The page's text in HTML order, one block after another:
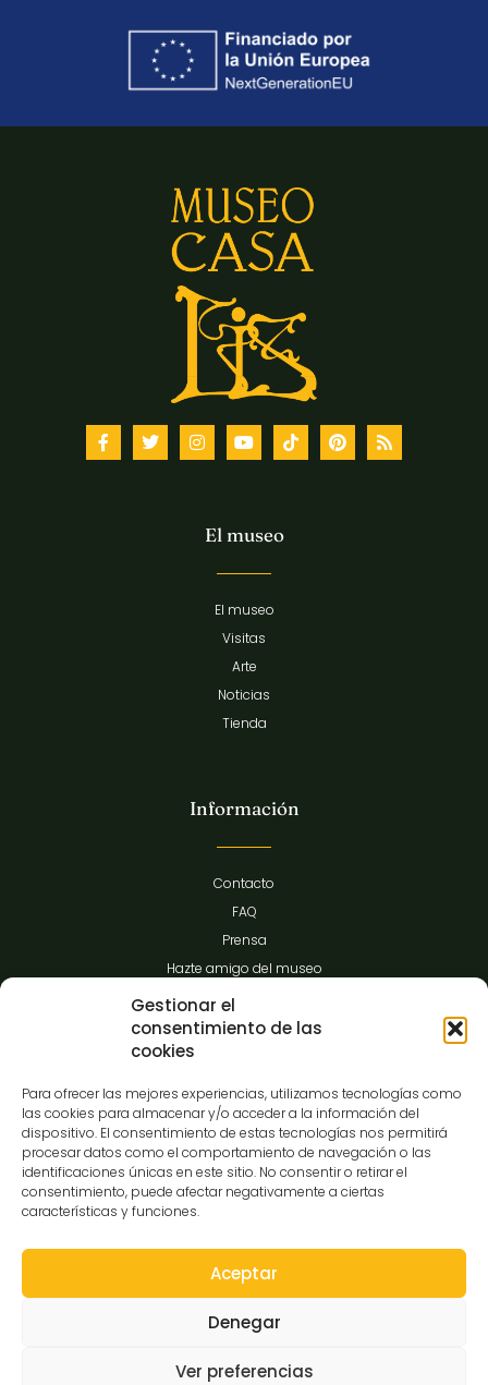
Gestionar el
consentimiento de las
cookies
Para ofrecer las mejores experiencias, utilizamos tecnologías como
las cookies para almacenar y/o acceder a la información del
dispositivo. El consentimiento de estas tecnologías nos permitirá
procesar datos como el comportamiento de navegación o las
identificaciones únicas en este sitio. No consentir o retirar el
consentimiento, puede afectar negativamente a ciertas
características y funciones.
Aceptar
Denegar
Ver preferencias
El museo
El museo
Visitas
Arte
Noticias
Tienda
Información
Contacto
FAQ
Prensa
Hazte amigo del museo
Transparencia
C/Gibraltar,14
37008-Salamanca